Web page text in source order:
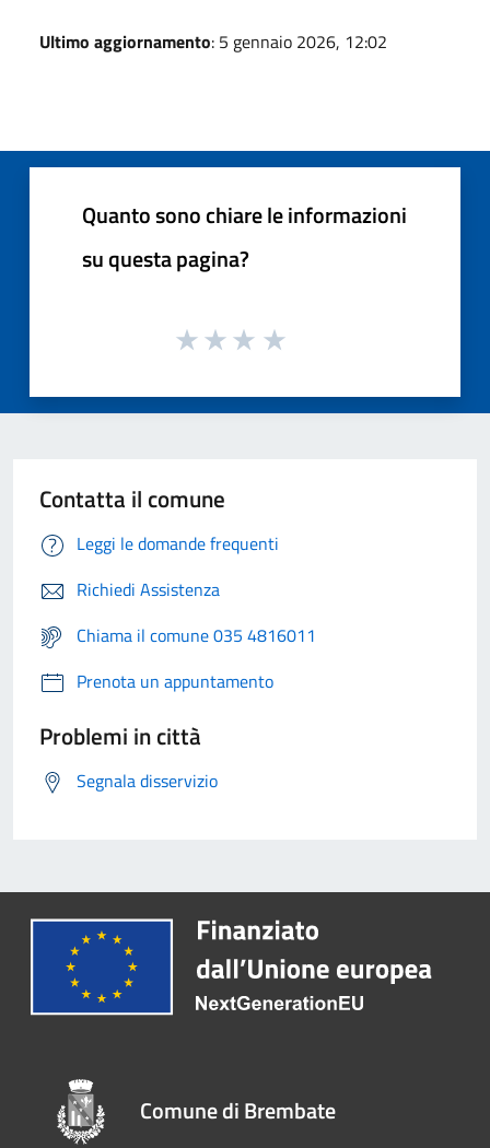
Ultimo aggiornamento: 5 gennaio 2026, 12:02
Quanto sono chiare le informazioni
su questa pagina?
Contatta il comune
Leggi le domande frequenti
Richiedi Assistenza
Chiama il comune 035 4816011
Prenota un appuntamento
Problemi in città
Segnala disservizio
Comune di Brembate